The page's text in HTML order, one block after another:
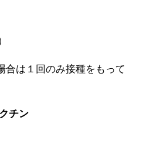
合は１回のみ接種をもって
チン